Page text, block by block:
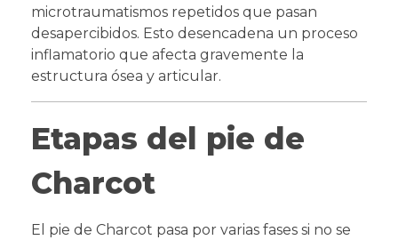
microtraumatismos repetidos que pasan
desapercibidos. Esto desencadena un proceso
inflamatorio que afecta gravemente la
estructura ósea y articular.
Etapas del pie de
Charcot
El pie de Charcot pasa por varias fases si no se